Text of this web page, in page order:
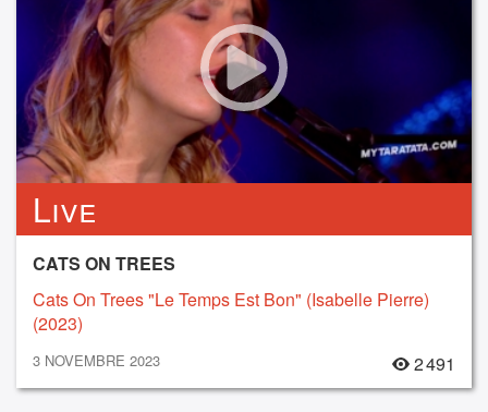
Live
CATS ON TREES
Cats On Trees "Le Temps Est Bon" (Isabelle Pierre)
(2023)
3 NOVEMBRE 2023 2 491